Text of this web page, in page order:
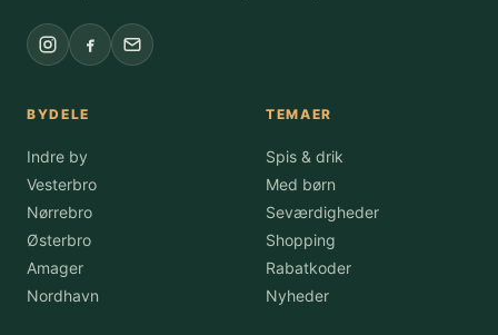
BYDELE
Indre by
Vesterbro
Nørrebro
Østerbro
Amager
Nordhavn
TEMAER
Spis & drik
Med børn
Seværdigheder
Shopping
Rabatkoder
Nyheder